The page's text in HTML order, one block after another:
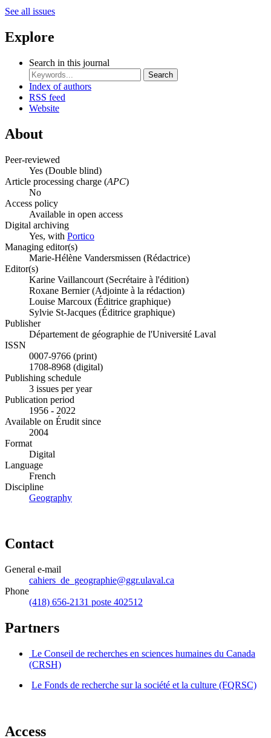
See all issues
Explore
Search in this journal
Search
Index of authors
RSS feed
Website
About
Peer-reviewed
Yes (Double blind)
Article processing charge (APC)
No
Access policy
Available in open access
Digital archiving
Yes, with Portico
Managing editor(s)
Marie-Hélène Vandersmissen (Rédactrice)
Editor(s)
Karine Vaillancourt (Secrétaire à l'édition)
Roxane Bernier (Adjointe à la rédaction)
Louise Marcoux (Éditrice graphique)
Sylvie St-Jacques (Éditrice graphique)
Publisher
Département de géographie de l'Université Laval
ISSN
0007-9766 (print)
1708-8968 (digital)
Publishing schedule
3 issues per year
Publication period
1956 - 2022
Available on Érudit since
2004
Format
Digital
Language
French
Discipline
Geography
Contact
General e-mail
cahiers_de_geographie@ggr.ulaval.ca
Phone
(418) 656-2131 poste 402512
Partners
Le Conseil de recherches en sciences humaines du Canada
(CRSH)
Le Fonds de recherche sur la société et la culture (FQRSC)
Access